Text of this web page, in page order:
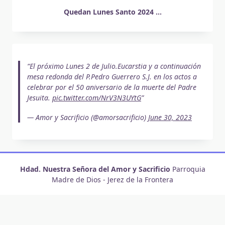
Quedan Lunes Santo 2024 ...
El próximo Lunes 2 de Julio.Eucarstia y a continuación
mesa redonda del P.Pedro Guerrero S.J. en los actos a
celebrar por el 50 aniversario de la muerte del Padre
Jesuita. pic.twitter.com/NrV3N3UYtG
— Amor y Sacrificio (@amorsacrificio) June 30, 2023
Hdad. Nuestra Señora del Amor y Sacrificio Parroquia
Madre de Dios - Jerez de la Frontera